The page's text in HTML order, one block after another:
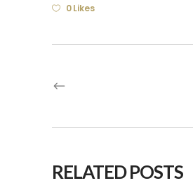
0 Likes
RELATED POSTS